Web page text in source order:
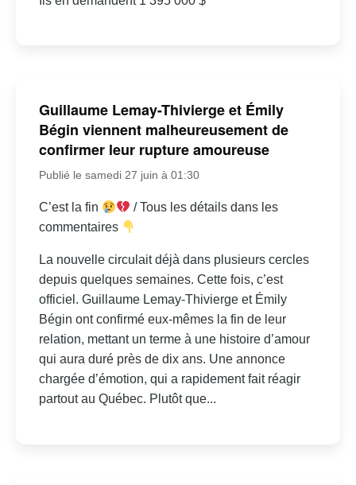
Guillaume Lemay-Thivierge et Émily
Bégin viennent malheureusement de
confirmer leur rupture amoureuse
Publié le samedi 27 juin à 01:30
C’est la fin
/ Tous les détails dans les
commentaires
La nouvelle circulait déjà dans plusieurs cercles
depuis quelques semaines. Cette fois, c’est
officiel. Guillaume Lemay-Thivierge et Émily
Bégin ont confirmé eux-mêmes la fin de leur
relation, mettant un terme à une histoire d’amour
qui aura duré près de dix ans. Une annonce
chargée d’émotion, qui a rapidement fait réagir
partout au Québec. Plutôt que...